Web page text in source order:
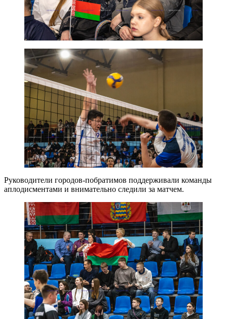
Руководители городов-побратимов поддерживали команды
аплодисментами и внимательно следили за матчем.